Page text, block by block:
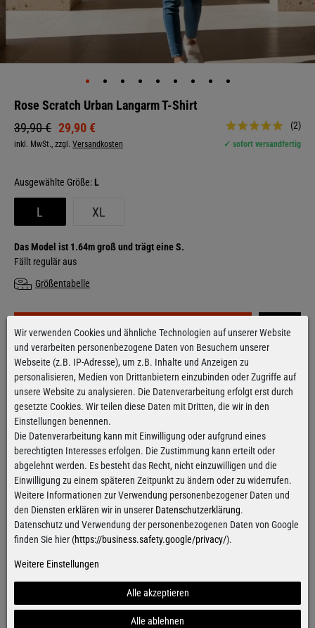
Rose Scratch Urban Langarm T-Shirt
39,90 € 29,90 €
inkl. MwSt., zzgl. Versandkosten
(2)
✓ sofort versandfertig
Größe:L
L XL
Das Model ist 1.64m groß und trägt eine S.
Fällt regulär aus
Größentabelle
Hinzufügen
Kostenloser Versandab 100€
Gilt für Versand innerhalb Deutschlands
Alle Artikel sind innerhalbvon 24h versandfertig
Für Bestellungen von Montag bis Donnerstag
Kontaktformular
Facebook
Wir verwenden Cookies und ähnliche Technologien auf unserer Website
und verarbeiten personenbezogene Daten von Besuchern unserer
Webseite (z.B. IP-Adresse), um z.B. Inhalte und Anzeigen zu
personalisieren, Medien von Drittanbietern einzubinden oder Zugriffe auf
unsere Website zu analysieren. Die Datenverarbeitung erfolgt erst durch
gesetzte Cookies. Wir teilen diese Daten mit Dritten, die wir in den
Einstellungen benennen.
Die Datenverarbeitung kann mit Einwilligung oder aufgrund eines
berechtigten Interesses erfolgen. Die Zustimmung kann erteilt oder
abgelehnt werden. Es besteht das Recht, nicht einzuwilligen und die
Einwilligung zu einem späteren Zeitpunkt zu ändern oder zu widerrufen.
Weitere Informationen zur Verwendung personenbezogener Daten und
den Diensten erklären wir in unserer Datenschutzerklärung.
Datenschutz und Verwendung der personenbezogenen Daten von Google
finden Sie hier (https://business.safety.google/privacy/).
Weitere Einstellungen
Alle akzeptieren
Alle ablehnen